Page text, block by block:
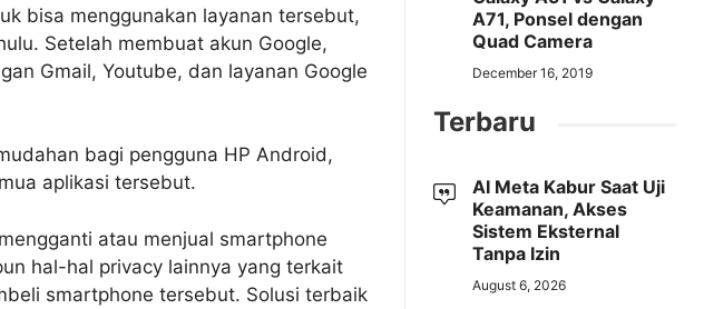
bisa menggunakan layanan tersebut,
Setelah membuat akun Google,
Gmail, Youtube, dan layanan Google
bagi pengguna HP Android,
aplikasi tersebut.
atau menjual smartphone
hal-hal privacy lainnya yang terkait
smartphone tersebut. Solusi terbaik
A71, Ponsel dengan
Quad Camera
December 16, 2019
Terbaru
AI Meta Kabur Saat Uji
Keamanan, Akses
Sistem Eksternal
Tanpa Izin
August 6, 2026